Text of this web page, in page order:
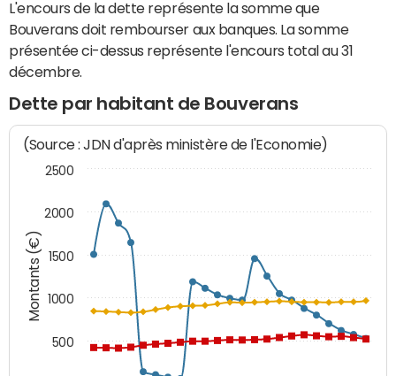
L'encours de la dette représente la somme que
Bouverans doit rembourser aux banques. La somme
présentée ci-dessus représente l'encours total au 31
décembre.
Dette par habitant de Bouverans
Montants (€)
(Source : JDN d'après ministère de l'Economie)
500
1000
1500
2000
2500